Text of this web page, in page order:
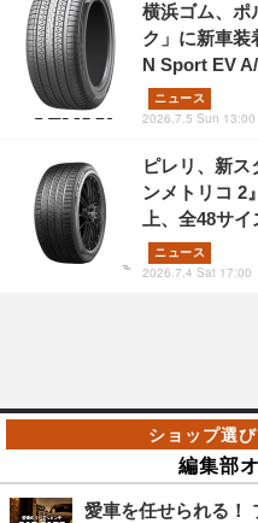
横浜ゴム、ポ
ク」に新車装
N Sport EV
ニュース
2026.7.5 Sun 13:00
ピレリ、新
ンメトリコ 2
上、全48サイ
ニュース
2026.7.4 Sat 17:00
編集部
愛車を任せられる！